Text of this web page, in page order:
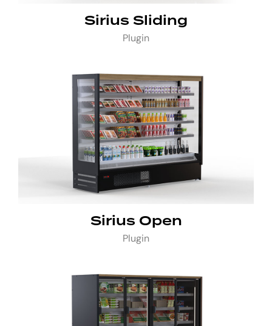
Sirius Sliding
Plugin
Sirius Open
Plugin